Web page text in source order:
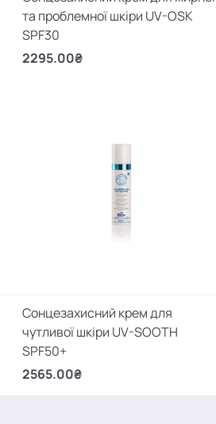
та проблемної шкіри UV-OSK
SPF30
2295.00₴
Сонцезахисний крем для
чутливої шкіри UV-SOOTH
SPF50+
2565.00₴